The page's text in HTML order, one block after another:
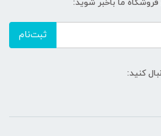
ما باخبر شوید:
ثبت‌نام
کنید: